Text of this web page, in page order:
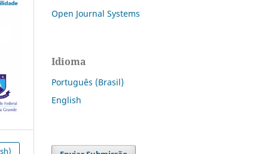
Open Journal Systems
Idioma
Português (Brasil)
English